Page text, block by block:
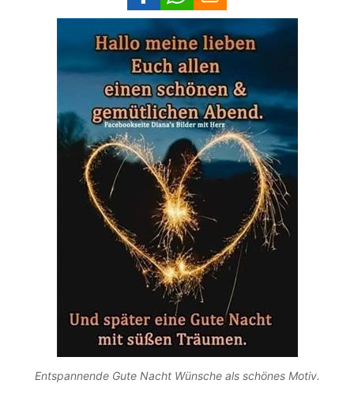
Entspannende Gute Nacht Wünsche als schönes Motiv.